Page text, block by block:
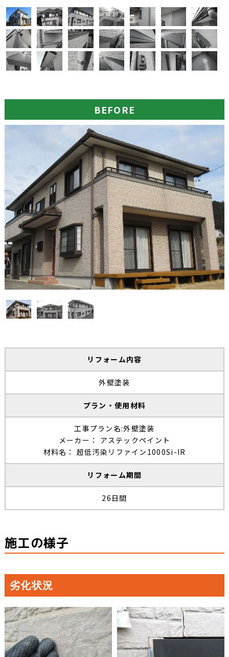
BEFORE
リフォーム内容
外壁塗装
プラン・使用材料
工事プラン名:外壁塗装
メーカー： アステックペイント
材料名： 超低汚染リファイン1000Si-IR
リフォーム期間
26日間
施工の様子
劣化状況